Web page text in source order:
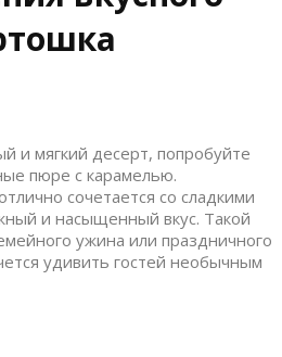
и мягкий десерт, попробуйте
пюре с карамелью.
сочетается со сладкими
и насыщенный вкус. Такой
ужина или праздничного
удивить гостей необычным